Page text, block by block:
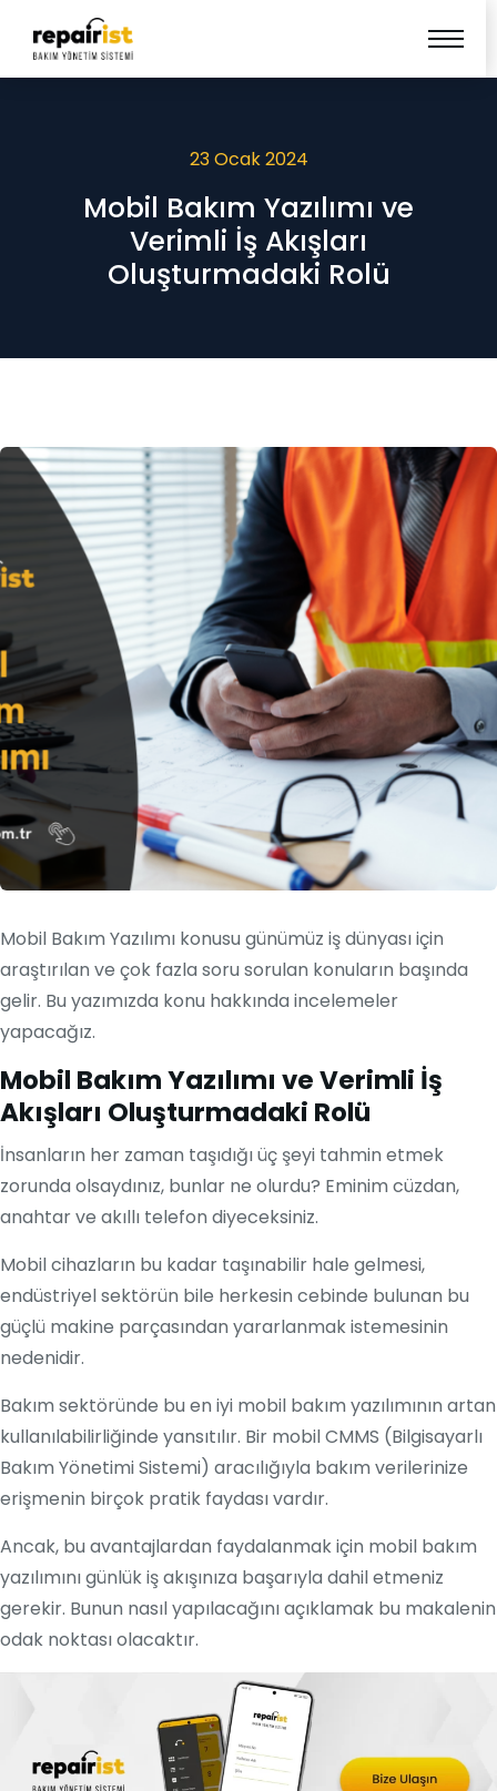
23 Ocak 2024
Mobil Bakım Yazılımı ve
Verimli İş Akışları
Oluşturmadaki Rolü
Mobil Bakım Yazılımı konusu günümüz iş dünyası için
araştırılan ve çok fazla soru sorulan konuların başında
gelir. Bu yazımızda konu hakkında incelemeler
yapacağız.
Mobil Bakım Yazılımı ve Verimli İş
Akışları Oluşturmadaki Rolü
İnsanların her zaman taşıdığı üç şeyi tahmin etmek
zorunda olsaydınız, bunlar ne olurdu? Eminim cüzdan,
anahtar ve akıllı telefon diyeceksiniz.
Mobil cihazların bu kadar taşınabilir hale gelmesi,
endüstriyel sektörün bile herkesin cebinde bulunan bu
güçlü makine parçasından yararlanmak istemesinin
nedenidir.
Bakım sektöründe bu en iyi mobil bakım yazılımının artan
kullanılabilirliğinde yansıtılır. Bir mobil CMMS (Bilgisayarlı
Bakım Yönetimi Sistemi) aracılığıyla bakım verilerinize
erişmenin birçok pratik faydası vardır.
Ancak, bu avantajlardan faydalanmak için mobil bakım
yazılımını günlük iş akışınıza başarıyla dahil etmeniz
gerekir. Bunun nasıl yapılacağını açıklamak bu makalenin
odak noktası olacaktır.